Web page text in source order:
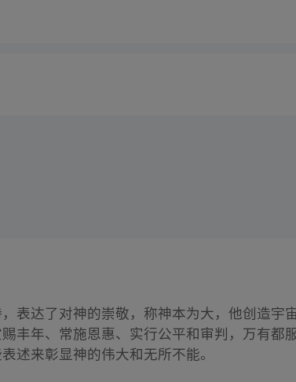
表达了对神的崇敬，称神本为大，他创造宇
丰年、常施恩惠、实行公平和审判，万有都
述来彰显神的伟大和无所不能。